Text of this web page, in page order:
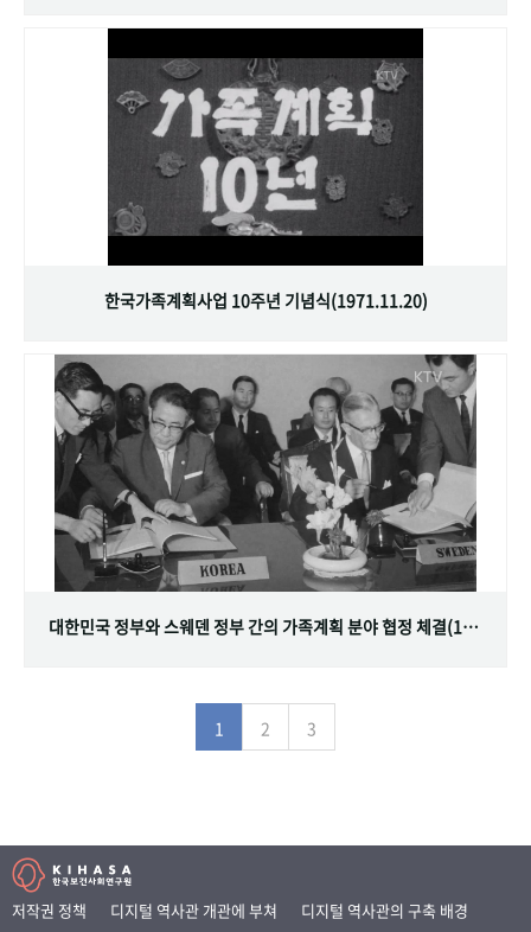
한국가족계획사업 10주년 기념식(1971.11.20)
대한민국 정부와 스웨덴 정부 간의 가족계획 분야 협정 체결(1968.07.12)
1 2 3
저작권 정책 디지털 역사관 개관에 부쳐
디지털 역사관의 구축 배경